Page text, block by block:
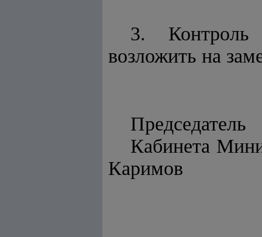
3. Контроль
возложить на
Председатель
Каримов